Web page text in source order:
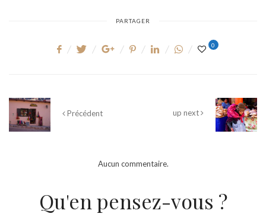
PARTAGER
0
Précédent up next
Aucun commentaire.
Qu'en pensez-vous ?